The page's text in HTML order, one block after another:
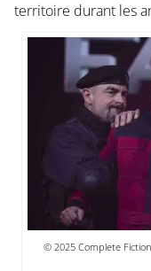
territoire durant les
© 2025 Complete